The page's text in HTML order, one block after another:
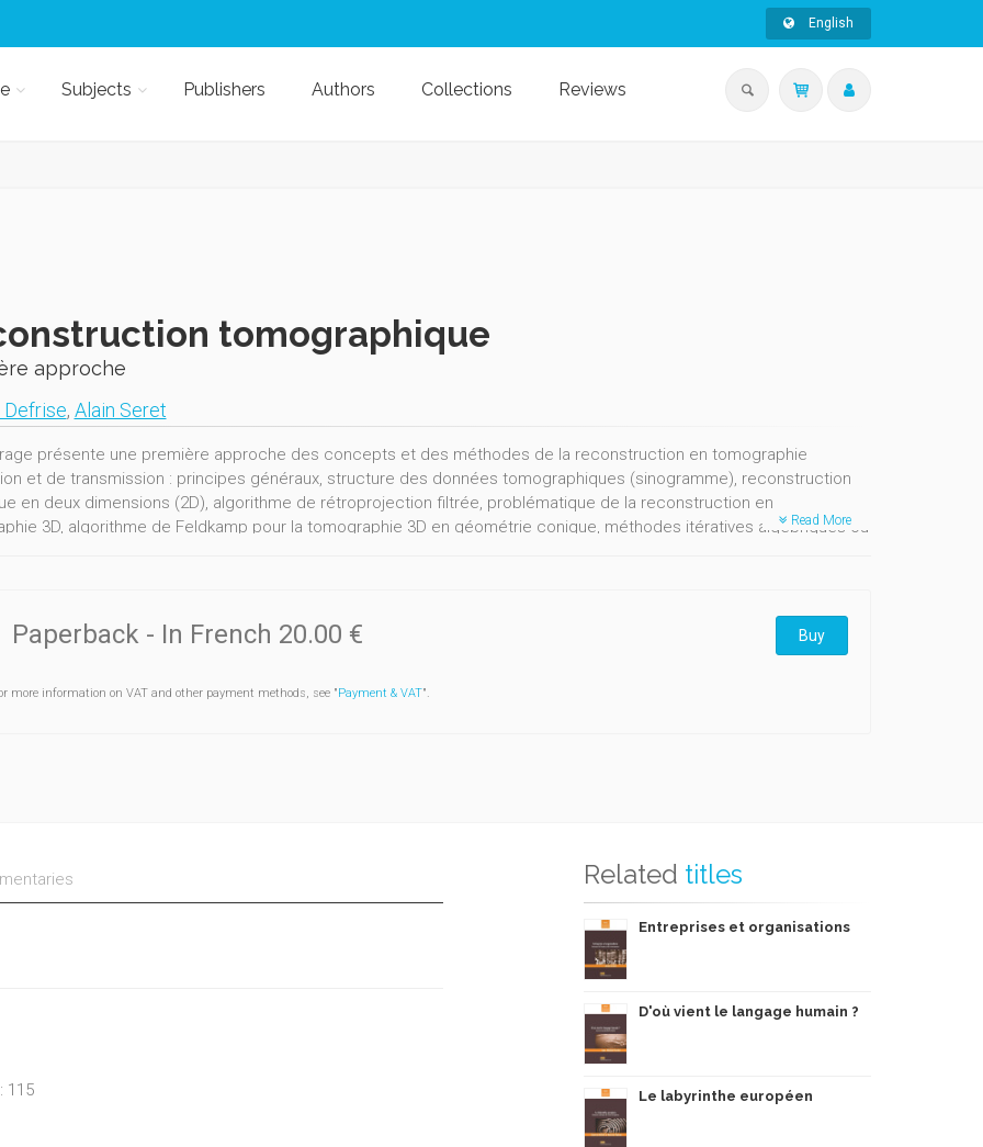
English
Subjects Publishers Authors Collections Reviews
tomographique
approche
, Alain Seret
présente une première approche des concepts et des méthodes de la reconstruction en tomographie
et de transmission : principes généraux, structure des données tomographiques (sinogramme), reconstruction
en deux dimensions (2D), algorithme de rétroprojection filtrée, problématique de la reconstruction en
3D, algorithme de Feldkamp pour la tomographie 3D en géométrie conique, méthodes itératives algébriques ou
Read More
Paperback - In French 20.00 € Buy
more information on VAT and other payment methods, see "Payment & VAT".
115
Related titles
Entreprises et organisations
D'où vient le langage humain ?
Le labyrinthe européen